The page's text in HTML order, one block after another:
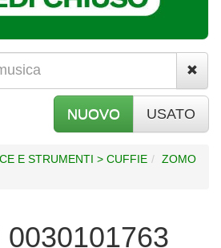
NUOVO USATO
E STRUMENTI > CUFFIE
ZOMO
0030101763